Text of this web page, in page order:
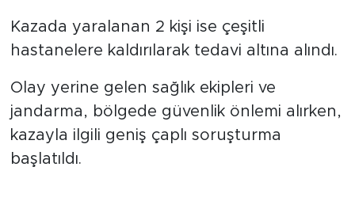
Kazada yaralanan 2 kişi ise çeşitli
hastanelere kaldırılarak tedavi altına alındı.
Olay yerine gelen sağlık ekipleri ve
jandarma, bölgede güvenlik önlemi alırken,
kazayla ilgili geniş çaplı soruşturma
başlatıldı.